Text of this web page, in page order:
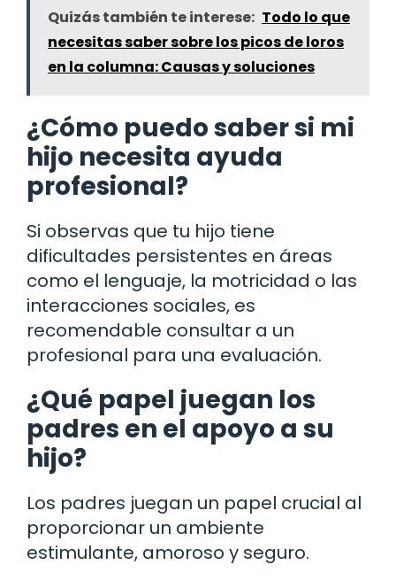
Quizás también te interese: Todo lo que
necesitas saber sobre los picos de loros
en la columna: Causas y soluciones
¿Cómo puedo saber si mi
hijo necesita ayuda
profesional?
Si observas que tu hijo tiene
dificultades persistentes en áreas
como el lenguaje, la motricidad o las
interacciones sociales, es
recomendable consultar a un
profesional para una evaluación.
¿Qué papel juegan los
padres en el apoyo a su
hijo?
Los padres juegan un papel crucial al
proporcionar un ambiente
estimulante, amoroso y seguro.